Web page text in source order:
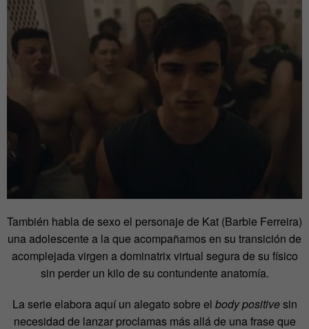
También habla de sexo el personaje de Kat (Barbie Ferreira)
una adolescente a la que acompañamos en su transición de
acomplejada virgen a dominatrix virtual segura de su físico
sin perder un kilo de su contundente anatomía.
La serie elabora aquí un alegato sobre el body positivesin
necesidad de lanzar proclamas más allá de una frase que